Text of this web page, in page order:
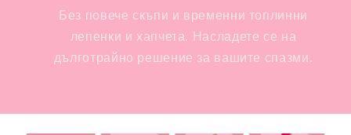
Без повече скъпи и временни топлинни
лепенки и хапчета. Насладете се на
дълготрайно решение за вашите спазми.